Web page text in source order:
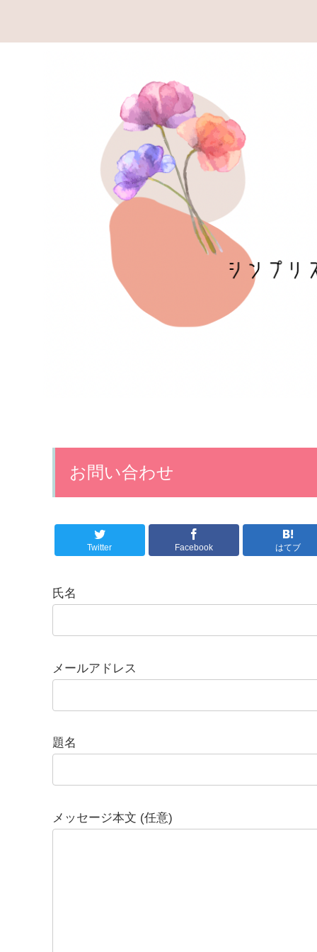
お問い合わせ
Twitter Facebook はてブ
氏名
メールアドレス
題名
メッセージ本文 (任意)